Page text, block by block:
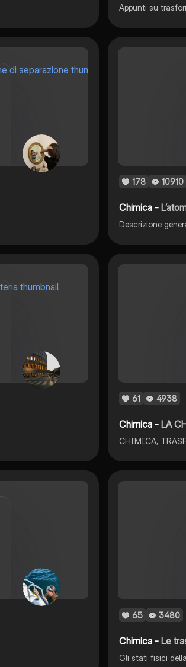
Appunti su
178 10910
Chimica -
Descrizione
61 4938
Chimica - LA
65 3480
Chimica - Le